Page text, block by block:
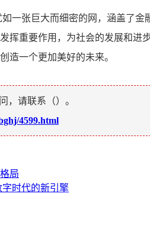
一张巨大而细密的网，涵盖了
挥重要作用，为社会的发展和
造一个更加美好的未来。
，请联系（）。
4599.html
局
时代的新引擎